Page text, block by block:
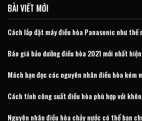
BÀI VIẾT MỚI
Cách lắp đặt máy điều hòa Panasonic như thế
Báo giá bảo dưỡng điều hòa 2021 mới nhất
Mách bạn đọc các nguyên nhân điều hòa
Cách tính công suất điều hòa phù hợp với
Nguyên nhân điều hòa chảy nước có thể bạn